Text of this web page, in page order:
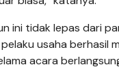
ini tidak lepas dari
usaha berhasil
acara